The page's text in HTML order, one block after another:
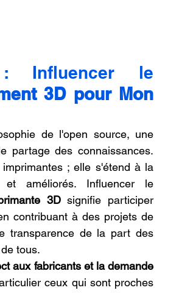
Influencer le
3D pour Mon
de l'open source, une
partage des connaissances.
; elle s'étend à la
améliorés. Influencer le
3D signifie participer
contribuant à des projets de
transparence de la part des
tous.
aux fabricants et la demande
ceux qui sont proches